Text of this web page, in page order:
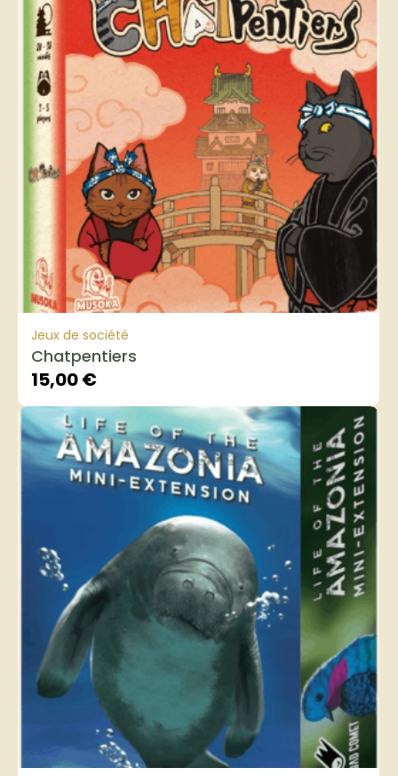
Jeux de société
Chatpentiers
15,00€